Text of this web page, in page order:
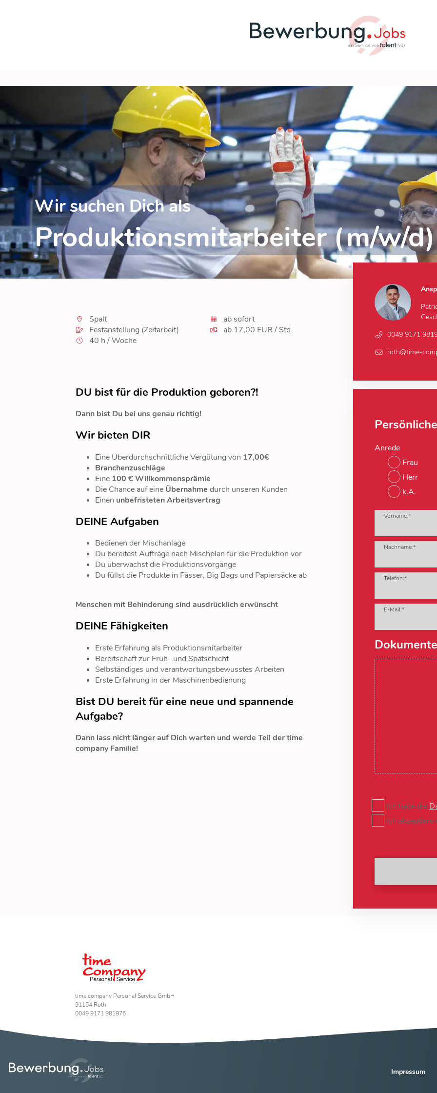
Wir suchen Dich als
Produktionsmitarbeiter (m/w/d)
0049 9171
roth@time-
Anrede
Frau
Herr
k.A.
Vorname:*
Nachname:*
Telefon:*
E-Mail:*
Dokumente
Ich habe die
Ich
Spalt
Festanstellung (Zeitarbeit)
40 h / Woche
ab sofort
ab 17,00 EUR / Std
DU bist für die Produktion geboren?!
Dann bist Du bei uns genau richtig!
Wir bieten DIR
Eine Überdurchschnittliche Vergütung von 17,00€
Branchenzuschläge
Eine 100 € Willkommensprämie
Die Chance auf eine Übernahme durch unseren Kunden
Einen unbefristeten Arbeitsvertrag
DEINE Aufgaben
Bedienen der Mischanlage
Du bereitest Aufträge nach Mischplan für die Produktion vor
Du überwachst die Produktionsvorgänge
Du füllst die Produkte in Fässer, Big Bags und Papiersäcke ab
Menschen mit Behinderung sind ausdrücklich erwünscht
DEINE Fähigkeiten
Erste Erfahrung als Produktionsmitarbeiter
Bereitschaft zur Früh- und Spätschicht
Selbständiges und verantwortungsbewusstes Arbeiten
Erste Erfahrung in der Maschinenbedienung
Bist DU bereit für eine neue und spannende
Aufgabe?
Dann lass nicht länger auf Dich warten und werde Teil der time
company Familie!
time company Personal Service GmbH
91154 Roth
0049 9171 981976
Impressum